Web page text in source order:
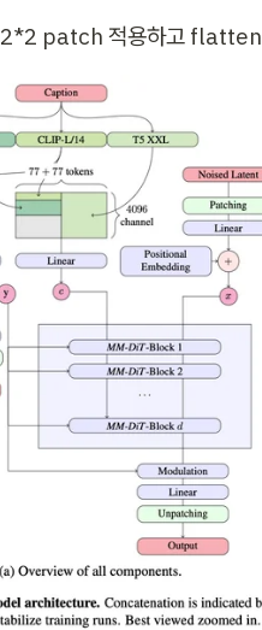
2*2 patch 적용하고 flatten